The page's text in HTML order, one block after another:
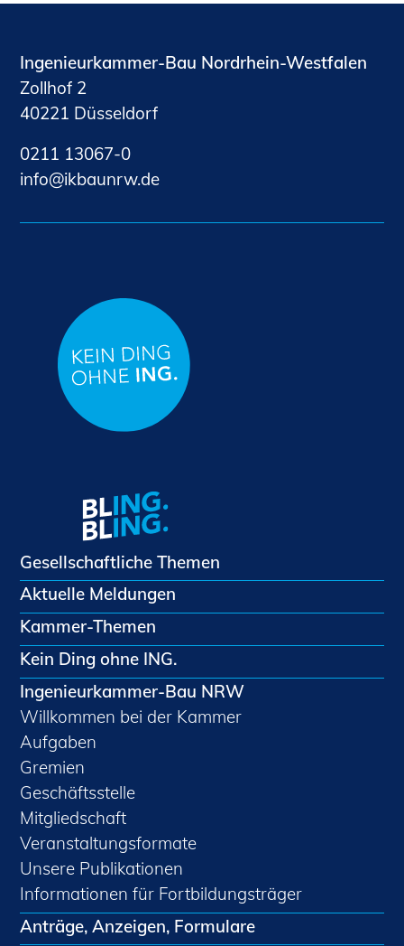
Ingenieurkammer-Bau Nordrhein-Westfalen
Zollhof 2
40221 Düsseldorf
0211 13067-0
nf
kb nrwd
Gesellschaftliche Themen
Aktuelle Meldungen
Kammer-Themen
Kein Ding ohne ING.
Ingenieurkammer-Bau NRW
Willkommen bei der Kammer
Aufgaben
Gremien
Geschäftsstelle
Mitgliedschaft
Veranstaltungsformate
Unsere Publikationen
Informationen für Fortbildungsträger
Anträge, Anzeigen, Formulare